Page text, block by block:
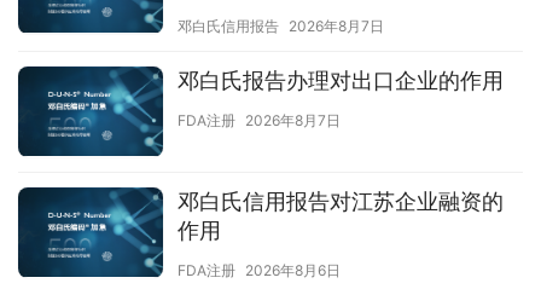
邓白氏信用报告 2026年8月7日
邓白氏报告办理对出口企业的作用
FDA注册 2026年8月7日
邓白氏信用报告对江苏企业融资的
作用
FDA注册 2026年8月6日